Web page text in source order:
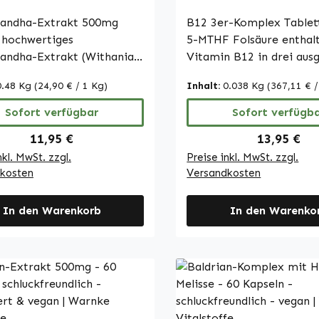
Extrakt 500mg
Extrakt (Withania
umfasst. Dieses
Extrakt wird häufig in
Medizin
Die Kapseln sind mit
Cellulose als
sowie
für
ergänzt. Zudem
Produkt L-Leucin. Mit
eine praktische
Ashwagandha in die
Ernährung zu integrieren.
sind leicht zu
Kg (24,90 € / 1 Kg)
Sofort verfügbar
Regulärer Preis:
11,95 €
MwSt. zzgl.
In den Warenkorb
- für Energie; Nerven
vollständige
Bedarfsabdeckung -
B12 3er-Komplex
5-MTHF Folsäure
Vitamin B12 in drei
Adenosylcobalamin und
Hydroxocobalamin –
durch 5-
MTHF) als aktive Form
Folsäure. Jede Tablette
µg Vitamin B12 (20.000
sowie 200 µg Folsäure
NRV) und ermöglicht
vollständige tägliche
Vitamine. Die Packung
250 Tabletten und eignet
damit ideal für eine
Vorratshaltung. Die
Inhalt:0.038 Kg(367,11 €
Sofort
Regulärer
13,95 €
Preise inkl. MwSt. zzgl.
Versandkosten
In den